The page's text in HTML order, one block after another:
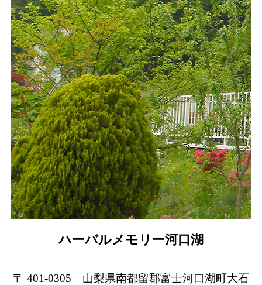
ハーバルメモリー河口湖
〒 401-0305 山梨県南都留郡富士河口湖町大石